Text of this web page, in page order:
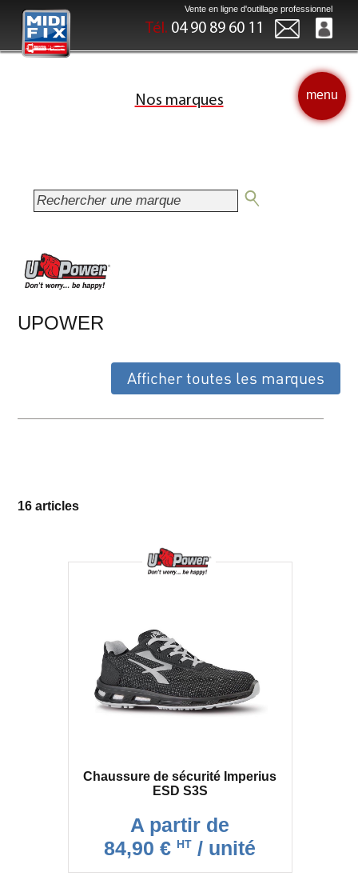
Vente en ligne d'outillage professionnel
Tél. 04 90 89 60 11
menu
Nos marques
UPOWER
Afficher toutes les marques
16 articles
Chaussure de sécurité Imperius
ESD S3S
A partir de
84,90 € HT / unité